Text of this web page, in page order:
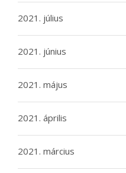
2021. július
2021. június
2021. május
2021. április
2021. március